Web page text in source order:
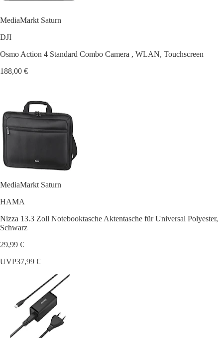
MediaMarkt Saturn
DJI
Osmo Action 4 Standard Combo Camera , WLAN, Touchscreen
188,00 €
MediaMarkt Saturn
HAMA
Nizza 13.3 Zoll Notebooktasche Aktentasche für Universal Polyester,
Schwarz
29,99 €
UVP37,99 €